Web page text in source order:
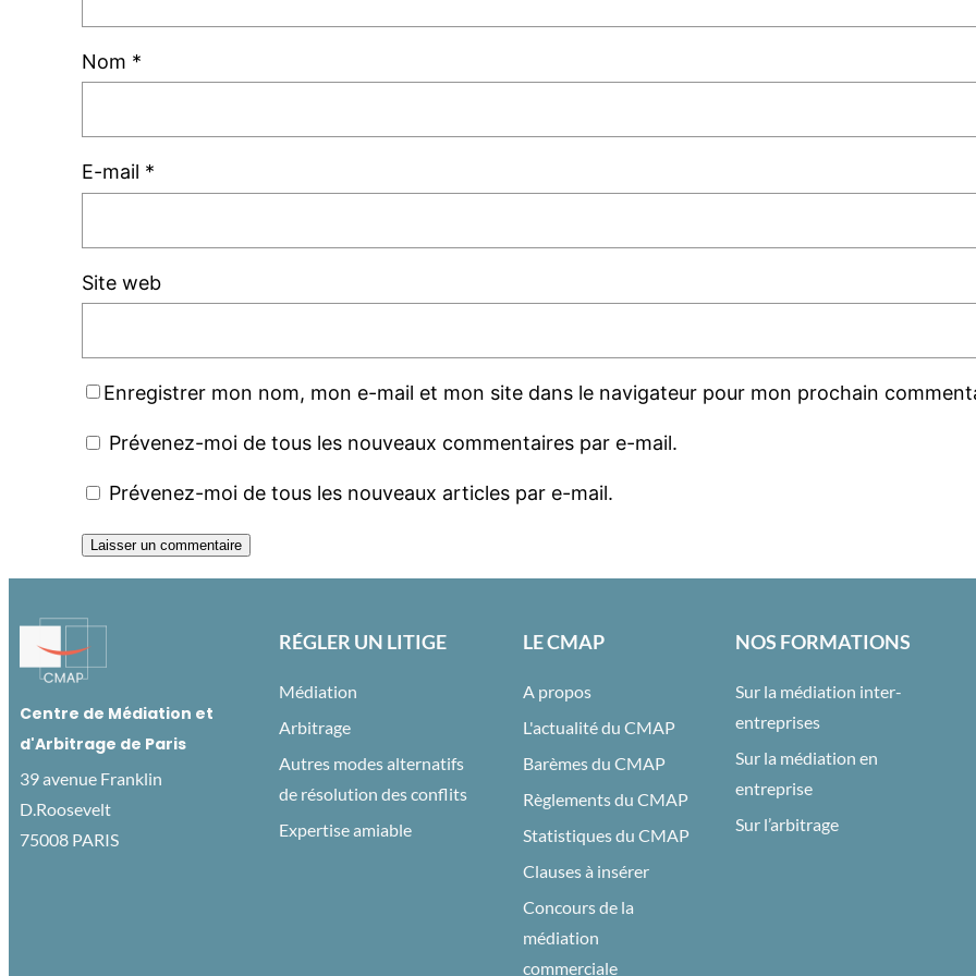
Nom *
E-mail *
Site web
Enregistrer mon nom, mon e-mail et mon site dans le navigateur pour mon prochain
Prévenez-moi de tous les nouveaux commentaires par e-mail.
Prévenez-moi de tous les nouveaux articles par e-mail.
Centre de Médiation et
d'Arbitrage de Paris
39 avenue Franklin
D.Roosevelt
75008 PARIS
RÉGLER UN LITIGE
Médiation
Arbitrage
Autres modes alternatifs
de résolution des conflits
Expertise amiable
LE CMAP
A propos
L'actualité du CMAP
Barèmes du CMAP
Règlements du CMAP
Statistiques du CMAP
Clauses à insérer
Concours de la
médiation
commerciale
NOS FORMATIONS
Sur la médiation inter-
entreprises
Sur la médiation en
entreprise
Sur l’arbitrage